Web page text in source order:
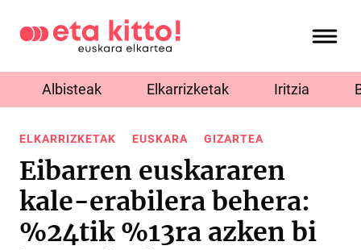
Albisteak Elkarrizketak Iritzia
ELKARRIZKETAK EUSKARA GIZARTEA
Eibarren euskararen
kale-erabilera behera:
%24tik %13ra azken bi